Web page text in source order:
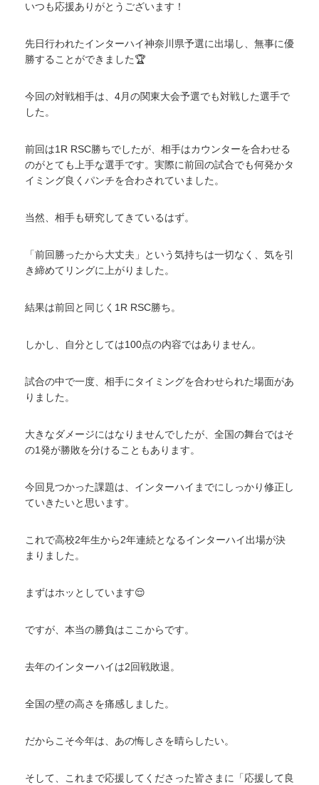
いつも応援ありがとうございます！
先日行われたインターハイ神奈川県予選に出場し、無事に優
勝することができました🏆
今回の対戦相手は、4月の関東大会予選でも対戦した選手で
した。
前回は1R RSC勝ちでしたが、相手はカウンターを合わせる
のがとても上手な選手です。実際に前回の試合でも何発かタ
イミング良くパンチを合わされていました。
当然、相手も研究してきているはず。
「前回勝ったから大丈夫」という気持ちは一切なく、気を引
き締めてリングに上がりました。
結果は前回と同じく1R RSC勝ち。
しかし、自分としては100点の内容ではありません。
試合の中で一度、相手にタイミングを合わせられた場面があ
りました。
大きなダメージにはなりませんでしたが、全国の舞台ではそ
の1発が勝敗を分けることもあります。
今回見つかった課題は、インターハイまでにしっかり修正し
ていきたいと思います。
これで高校2年生から2年連続となるインターハイ出場が決
まりました。
まずはホッとしています😌
ですが、本当の勝負はここからです。
去年のインターハイは2回戦敗退。
全国の壁の高さを痛感しました。
だからこそ今年は、あの悔しさを晴らしたい。
そして、これまで応援してくださった皆さまに「応援して良